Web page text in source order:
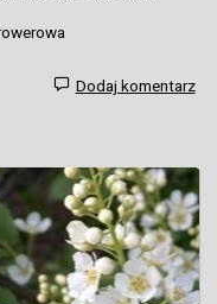
Dodaj komentarz